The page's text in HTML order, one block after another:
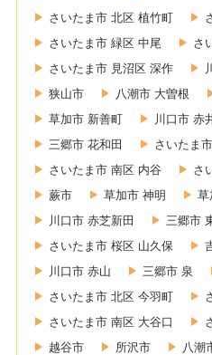
さいたま市 北区 植竹町
さいたま市 緑区 中尾
さ
さいたま市 見沼区 深作
狭山市
八潮市 大曽根
草加市 新善町
川口市 赤
三郷市 花和田
さいたま
さいたま市 南区 内谷
さ
蕨市
草加市 神明
草
川口市 赤芝新田
三郷市
さいたま市 桜区 山久保
川口市 赤山
三郷市 泉
さいたま市 北区 今羽町
さいたま市 南区 大谷口
越谷市
所沢市 八潮